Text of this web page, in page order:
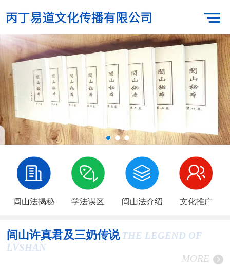
闾山法揭秘 学法误区 闾山法介绍 文化推广
闾山许真君及三奶传说 THE LEGEND OF
LVSHAN
MORE